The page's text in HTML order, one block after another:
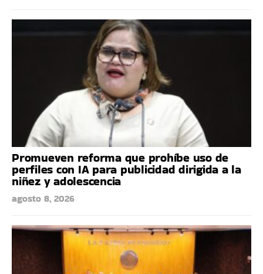
Promueven reforma que prohíbe uso de
perfiles con IA para publicidad dirigida a la
niñez y adolescencia
agosto 8, 2026